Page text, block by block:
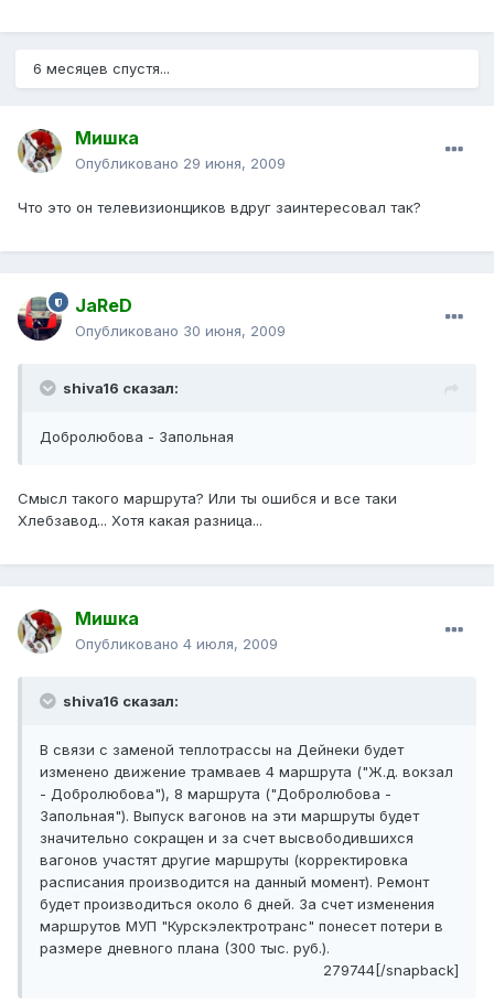
6 месяцев спустя...
Mишка
Опубликовано 29 июня, 2009
Что это он телевизионщиков вдруг заинтересовал так?
JaReD
Опубликовано 30 июня, 2009
shiva16 сказал:
Добролюбова - Запольная
Смысл такого маршрута? Или ты ошибся и все таки
Хлебзавод... Хотя какая разница...
Mишка
Опубликовано 4 июля, 2009
shiva16 сказал:
В связи с заменой теплотрассы на Дейнеки будет
изменено движение трамваев 4 маршрута ("Ж.д. вокзал
- Добролюбова"), 8 маршрута ("Добролюбова -
Запольная"). Выпуск вагонов на эти маршруты будет
значительно сокращен и за счет высвободившихся
вагонов участят другие маршруты (корректировка
расписания производится на данный момент). Ремонт
будет производиться около 6 дней. За счет изменения
маршрутов МУП "Курскэлектротранс" понесет потери в
размере дневного плана (300 тыс. руб.).
279744[/snapback]